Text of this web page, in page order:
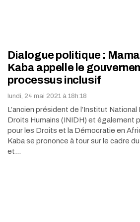
Dialogue politique :
Kaba appelle le
processus inclusif
lundi, 24 mai 2021 à 18h:18
L’ancien président de l’Institut
Droits Humains (INIDH) et également
pour les Droits et la Démocratie en
Kaba se prononce à tour sur le cadre
et…